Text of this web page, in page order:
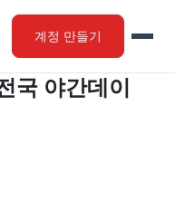
계정 만들기
국 야간데이